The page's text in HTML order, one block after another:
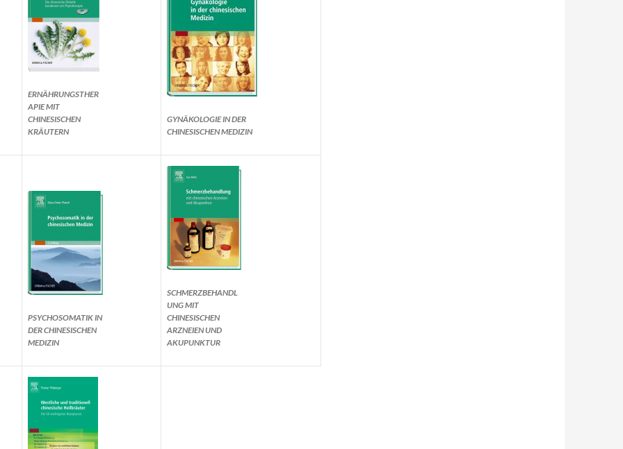
ERNÄHRUNGSTHER
APIE MIT
CHINESISCHEN
KRÄUTERN
GYNÄKOLOGIE IN DER
CHINESISCHEN MEDIZIN
PSYCHOSOMATIK IN
DER CHINESISCHEN
MEDIZIN
SCHMERZBEHANDL
UNG MIT
CHINESISCHEN
ARZNEIEN UND
AKUPUNKTUR